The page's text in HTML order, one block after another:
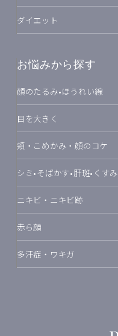
ダイエット
お悩みから探す
顔のたるみ•ほうれい線
目を大きく
頬・こめかみ・顔のコケ
シミ•そばかす•肝斑•くすみ
ニキビ・ニキビ跡
赤ら顔
多汗症・ワキガ